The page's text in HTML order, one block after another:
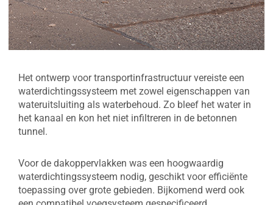
Het ontwerp voor transportinfrastructuur vereiste een
waterdichtingssysteem met zowel eigenschappen van
wateruitsluiting als waterbehoud. Zo bleef het water in
het kanaal en kon het niet infiltreren in de betonnen
tunnel.
Voor de dakoppervlakken was een hoogwaardig
waterdichtingssysteem nodig, geschikt voor efficiënte
toepassing over grote gebieden. Bijkomend werd ook